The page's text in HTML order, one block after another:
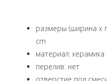
размеры (ширина x
cm
материал: керамика
перелив: нет